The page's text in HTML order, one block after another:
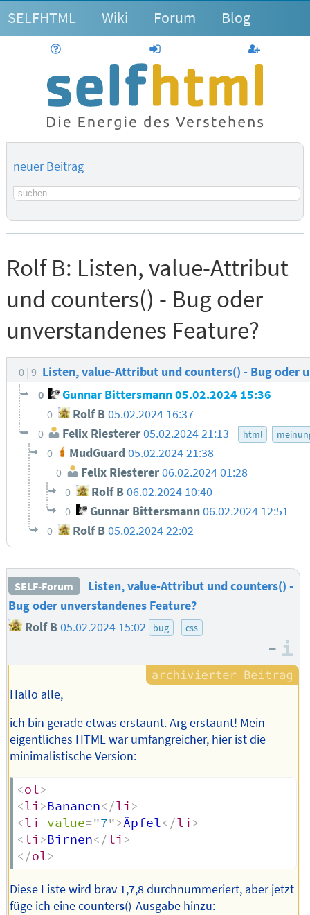
SELFHTML Wiki Forum Blog
anmelden
neuer Beitrag
Suchbegriff
Rolf B: Listen, value-Attribut
und counters() - Bug oder
unverstandenes Feature?
0 9 Listen, value-Attribut und counters() - Bug oder
0 Gunnar Bittersmann05.02.2024 15:36
0 Rolf B05.02.2024 16:37
0 Felix Riesterer05.02.2024 21:13 html
0 MudGuard 05.02.2024 21:38
0 Felix Riesterer06.02.2024 01:28
0 Rolf B06.02.2024 10:40
0 Gunnar Bittersmann06.02.2024 12:51
0 Rolf B05.02.2024 22:02
SELF-Forum
Listen, value-Attribut und counters() -
Bug oder unverstandenes Feature?
Rolf B 05.02.2024 15:02 bug css
–
Hallo alle,
ich bin gerade etwas erstaunt. Arg erstaunt! Mein
eigentliches HTML war umfangreicher, hier ist die
minimalistische Version:
<ol>
<li >Bananen</li >
<li value="7">Äpfel</li >
<li >Birnen</li >
</ol>
Diese Liste wird brav 1,7,8 durchnummeriert, aber jetzt
füge ich eine counters()-Ausgabe hinzu: